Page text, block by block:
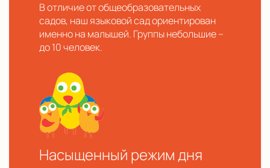
В отличие от общеобразовательных
садов, наш языковой сад ориентирован
именно на малышей. Группы небольшие –
до 10 человек.
Насыщенный режим дня